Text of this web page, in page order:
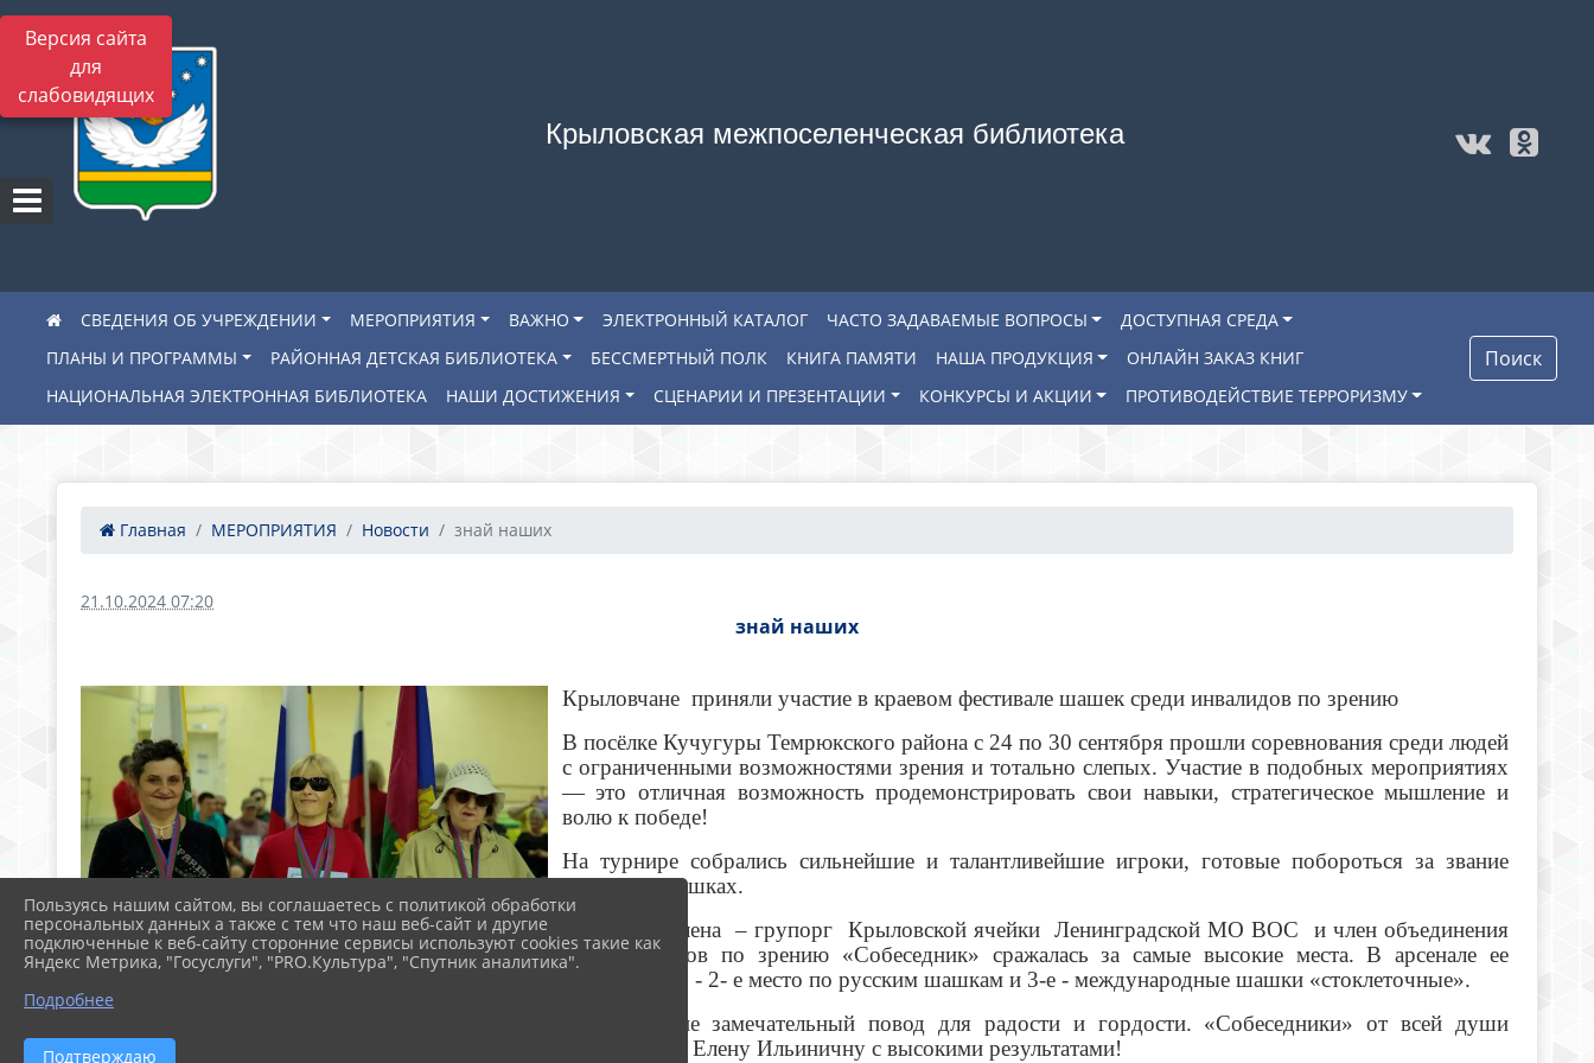
Версия сайта
для
слабовидящих
Крыловская межпоселенческая библиотека
СВЕДЕНИЯ ОБ УЧРЕЖДЕНИИ МЕРОПРИЯТИЯ ВАЖНО ЭЛЕКТРОННЫЙ КАТАЛОГ ЧАСТО ЗАДАВАЕМЫЕ ВОПРОСЫ
ДОСТУПНАЯ СРЕДА
ПЛАНЫ И ПРОГРАММЫ
РАЙОННАЯ ДЕТСКАЯ БИБЛИОТЕКА БЕССМЕРТНЫЙ ПОЛК КНИГА ПАМЯТИ НАША ПРОДУКЦИЯ
ОНЛАЙН ЗАКАЗ КНИГ
НАЦИОНАЛЬНАЯ ЭЛЕКТРОННАЯ БИБЛИОТЕКА
НАШИ ДОСТИЖЕНИЯ СЦЕНАРИИ И ПРЕЗЕНТАЦИИ КОНКУРСЫ И АКЦИИ ПРОТИВОДЕЙСТВИЕ ТЕРРОРИЗМУ
Поиск
Главная МЕРОПРИЯТИЯ Новости знай наших
21.10.2024 07:20
знай наших
Крыловчане приняли участие в краевом фестивале шашек среди инвалидов по зрению
В посёлке Кучугуры Темрюкского района с 24 по 30 сентября прошли соревнования среди людей
с ограниченными возможностями зрения и тотально слепых. Участие в подобных мероприятиях
— это отличная возможность продемонстрировать свои навыки, стратегическое мышление и
волю к победе!
На турнире собрались сильнейшие и талантливейшие игроки, готовые побороться за звание
лучших в шашках.
Казачкова Елена – групорг Крыловской ячейки Ленинградской МО ВОС и член объединения
для инвалидов по зрению «Собеседник» сражалась за самые высокие места. В арсенале ее
достижений - 2- е место по русским шашкам и 3-е - международные шашки «стоклеточные».
Это поистине замечательный повод для радости и гордости. «Собеседники» от всей души
поздравляют Елену Ильиничну с высокими результатами!
Пользуясь нашим сайтом, вы соглашаетесь с политикой обработки
персональных данных а также с тем что наш веб-сайт и другие
подключенные к веб-сайту сторонние сервисы используют cookies такие как
Яндекс Метрика, "Госуслуги", "PRO.Культура", "Спутник аналитика".
Подробнее
Подтверждаю